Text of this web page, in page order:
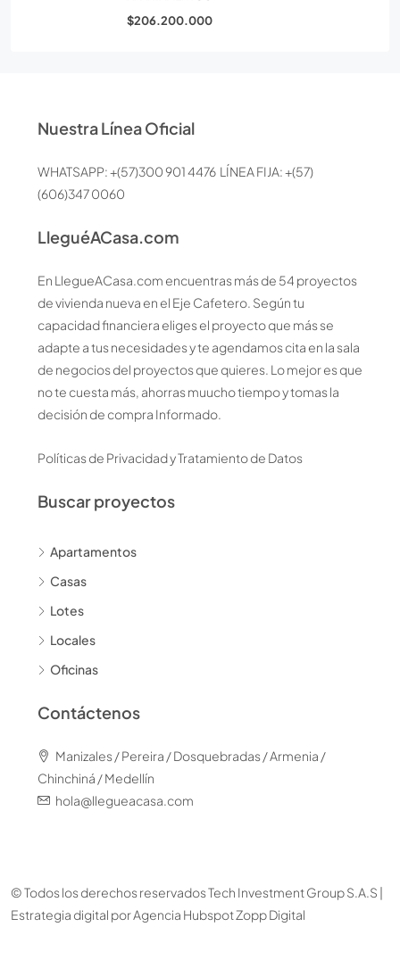
$206.200.000
Nuestra Línea Oficial
WHATSAPP: +(57)300 901 4476 LÍNEA FIJA: +(57)
(606)347 0060
LleguéACasa.com
En LlegueACasa.com encuentras más de 54 proyectos
de vivienda nueva en el Eje Cafetero. Según tu
capacidad financiera eliges el proyecto que más se
adapte a tus necesidades y te agendamos cita en la sala
de negocios del proyectos que quieres. Lo mejor es que
no te cuesta más, ahorras muucho tiempo y tomas la
decisión de compra Informado.
Políticas de Privacidad y Tratamiento de Datos
Buscar proyectos
Apartamentos
Casas
Lotes
Locales
Oficinas
Contáctenos
Manizales / Pereira / Dosquebradas / Armenia /
Chinchiná / Medellín
hola@llegueacasa.com
© Todos los derechos reservados Tech Investment Group S.A.S |
Estrategia digital porAgencia Hubspot Zopp Digital